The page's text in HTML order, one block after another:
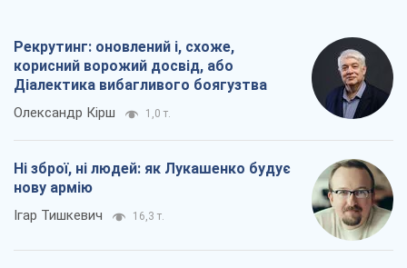
Рекрутинг: оновлений і, схоже,
корисний ворожий досвід, або
Діалектика вибагливого боягузтва
Олександр Кірш 1,0 т.
Ні зброї, ні людей: як Лукашенко будує
нову армію
Ігар Тишкевич 16,3 т.